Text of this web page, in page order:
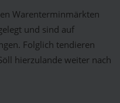
Warenterminmärkten
und sind auf
Folglich tendieren
hierzulande weiter nach